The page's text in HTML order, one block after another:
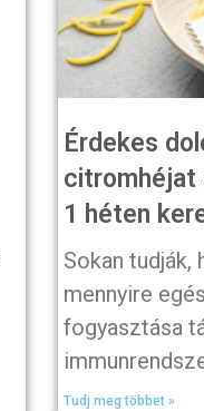
Érdekes
citromhéjat
1 héten
Sokan tudják,
mennyire
fogyasztása
Tudj meg többet »